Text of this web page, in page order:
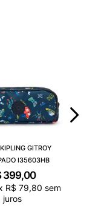
GITROY
I35603HB
399,00
R$ 79,80 sem
juros